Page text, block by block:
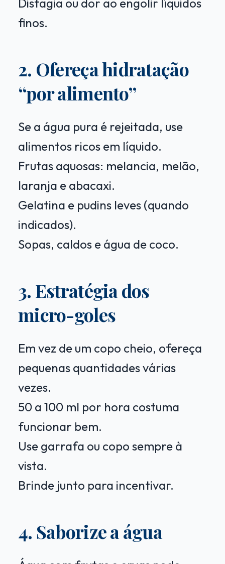
Disfagia ou dor ao engolir líquidos
finos.
2. Ofereça hidratação
“por alimento”
Se a água pura é rejeitada, use
alimentos ricos em líquido.
Frutas aquosas: melancia, melão,
laranja e abacaxi.
Gelatina e pudins leves (quando
indicados).
Sopas, caldos e água de coco.
3. Estratégia dos
micro-goles
Em vez de um copo cheio, ofereça
pequenas quantidades várias
vezes.
50 a 100 ml por hora costuma
funcionar bem.
Use garrafa ou copo sempre à
vista.
Brinde junto para incentivar.
4. Saborize a água